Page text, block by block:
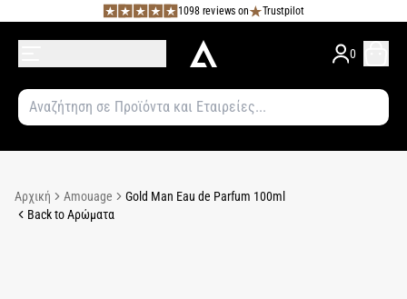
1098 reviews on Trustpilot
0
Αρχική Amouage
Gold Man Eau de Parfum 100ml
Back to Αρώματα